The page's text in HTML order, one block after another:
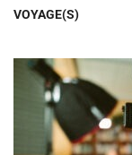
VOYAGE(S)